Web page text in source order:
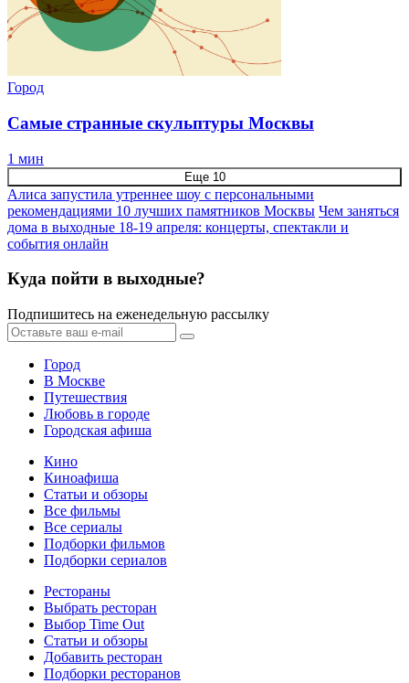
Город
Самые странные скульптуры Москвы
1 мин
Еще 10
Алиса запустила утреннее шоу с персональными
рекомендациями 10 лучших памятников Москвы Чем заняться
дома в выходные 18-19 апреля: концерты, спектакли и
события онлайн
Куда пойти в выходные?
Подпишитесь на еженедельную рассылку
Город
В Москве
Путешествия
Любовь в городе
Городская афиша
Кино
Киноафиша
Статьи и обзоры
Все фильмы
Все сериалы
Подборки фильмов
Подборки сериалов
Рестораны
Выбрать ресторан
Выбор Time Out
Статьи и обзоры
Добавить ресторан
Подборки ресторанов